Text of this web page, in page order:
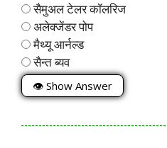
सैमुअल टेलर कॉलरिज
अलेक्जेंडर पोप
मैथ्यू आर्नल्ड
सैन्त ब्यव
👁 Show Answer